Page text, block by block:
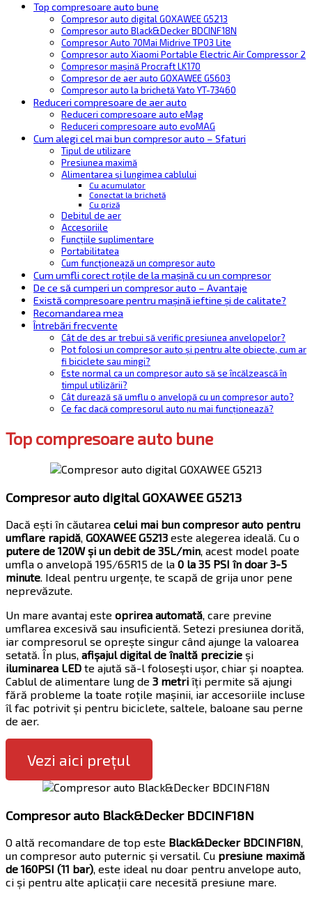
Top compresoare auto bune
Compresor auto digital GOXAWEE G5213
Compresor auto Black&Decker BDCINF18N
Compresor Auto 70Mai Midrive TP03 Lite
Compresor auto Xiaomi Portable Electric Air Compressor 2
Compresor mașină Procraft LK170
Compresor de aer auto GOXAWEE G5603
Compresor auto la brichetă Yato YT-73460
Reduceri compresoare de aer auto
Reduceri compresoare auto eMag
Reduceri compresoare auto evoMAG
Cum alegi cel mai bun compresor auto – Sfaturi
Tipul de utilizare
Presiunea maximă
Alimentarea și lungimea cablului
Cu acumulator
Conectat la brichetă
Cu priză
Debitul de aer
Accesoriile
Funcțiile suplimentare
Portabilitatea
Cum funcționează un compresor auto
Cum umfli corect roțile de la mașină cu un compresor
De ce să cumperi un compresor auto – Avantaje
Există compresoare pentru mașină ieftine și de calitate?
Recomandarea mea
Întrebări frecvente
Cât de des ar trebui să verific presiunea anvelopelor?
Pot folosi un compresor auto și pentru alte obiecte, cum ar
fi biciclete sau mingi?
Este normal ca un compresor auto să se încălzească în
timpul utilizării?
Cât durează să umflu o anvelopă cu un compresor auto?
Ce fac dacă compresorul auto nu mai funcționează?
Top compresoare auto bune
Compresor auto digital GOXAWEE G5213
Dacă ești în căutarea celui mai bun compresor auto pentru
umflare rapidă, GOXAWEE G5213 este alegerea ideală. Cu o
putere de 120W și un debit de 35L/min, acest model poate
umfla o anvelopă 195/65R15 de la 0 la 35 PSI în doar 3-5
minute. Ideal pentru urgențe, te scapă de grija unor pene
neprevăzute.
Un mare avantaj este oprirea automată, care previne
umflarea excesivă sau insuficientă. Setezi presiunea dorită,
iar compresorul se oprește singur când ajunge la valoarea
setată. În plus, afișajul digital de înaltă precizie și
iluminarea LED te ajută să-l folosești ușor, chiar și noaptea.
Cablul de alimentare lung de 3 metri îți permite să ajungi
fără probleme la toate roțile mașinii, iar accesoriile incluse
îl fac potrivit și pentru biciclete, saltele, baloane sau perne
de aer.
Vezi aici prețul
Compresor auto Black&Decker BDCINF18N
O altă recomandare de top este Black&Decker BDCINF18N,
un compresor auto puternic și versatil. Cu presiune maximă
de 160PSI (11 bar), este ideal nu doar pentru anvelope auto,
ci și pentru alte aplicații care necesită presiune mare.